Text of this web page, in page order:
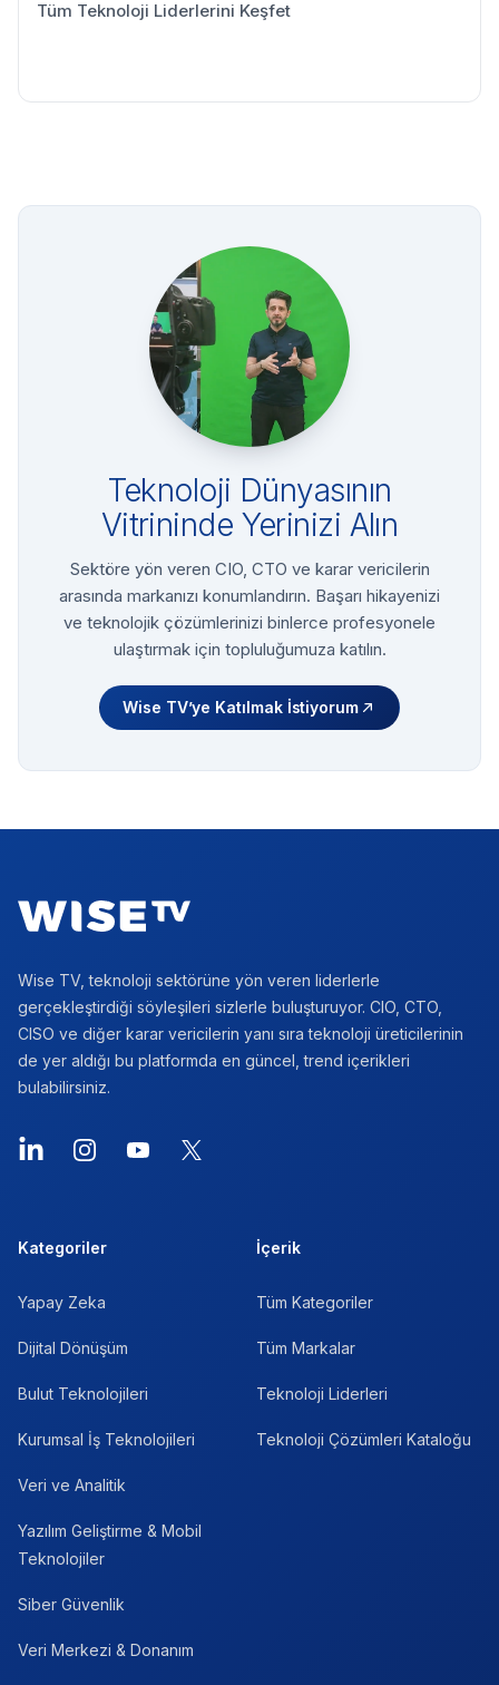
Tüm Teknoloji Liderlerini Keşfet
Teknoloji Dünyasının
Vitrininde Yerinizi Alın
Sektöre yön veren CIO, CTO ve karar vericilerin
arasında markanızı konumlandırın. Başarı hikayenizi
ve teknolojik çözümlerinizi binlerce profesyonele
ulaştırmak için topluluğumuza katılın.
Wise TV’ye Katılmak İstiyorum
Wise TV, teknoloji sektörüne yön veren liderlerle
gerçekleştirdiği söyleşileri sizlerle buluşturuyor. CIO, CTO,
CISO ve diğer karar vericilerin yanı sıra teknoloji üreticilerinin
de yer aldığı bu platformda en güncel, trend içerikleri
bulabilirsiniz.
LinkedInInstagramYouTube
X
Kategoriler
Yapay Zeka
Dijital Dönüşüm
Bulut Teknolojileri
Kurumsal İş Teknolojileri
Veri ve Analitik
Yazılım Geliştirme & Mobil
Teknolojiler
Siber Güvenlik
Veri Merkezi & Donanım
İçerik
Tüm Kategoriler
Tüm Markalar
Teknoloji Liderleri
Teknoloji Çözümleri Kataloğu